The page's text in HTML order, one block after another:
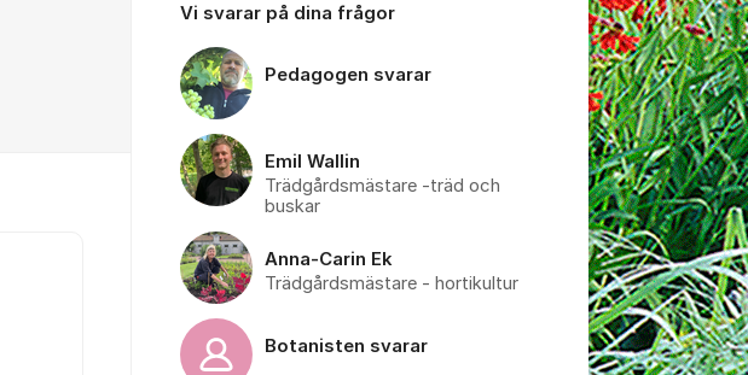
Vi svarar på dina frågor
Pedagogen svarar
Emil Wallin
Trädgårdsmästare -träd och
buskar
Anna-Carin Ek
Trädgårdsmästare - hortikultur
Botanisten svarar